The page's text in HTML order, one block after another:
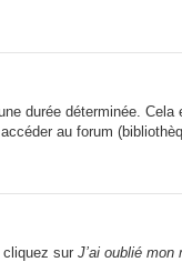
durée déterminée. Cela
au forum
cliquez surJ’ai oublié mon